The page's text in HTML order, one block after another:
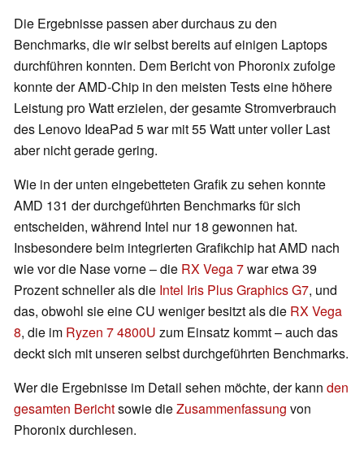
Die Ergebnisse passen aber durchaus zu den
Benchmarks, die wir selbst bereits auf einigen Laptops
durchführen konnten. Dem Bericht von Phoronix zufolge
konnte der AMD-Chip in den meisten Tests eine höhere
Leistung pro Watt erzielen, der gesamte Stromverbrauch
des Lenovo IdeaPad 5 war mit 55 Watt unter voller Last
aber nicht gerade gering.
Wie in der unten eingebetteten Grafik zu sehen konnte
AMD 131 der durchgeführten Benchmarks für sich
entscheiden, während Intel nur 18 gewonnen hat.
Insbesondere beim integrierten Grafikchip hat AMD nach
wie vor die Nase vorne – die RX Vega 7war etwa 39
Prozent schneller als die Intel Iris Plus Graphics G7, und
das, obwohl sie eine CU weniger besitzt als die RX Vega
8, die im Ryzen 7 4800U zum Einsatz kommt – auch das
deckt sich mit unseren selbst durchgeführten Benchmarks.
Wer die Ergebnisse im Detail sehen möchte, der kann den
gesamten Berichtsowie dieZusammenfassung von
Phoronix durchlesen.